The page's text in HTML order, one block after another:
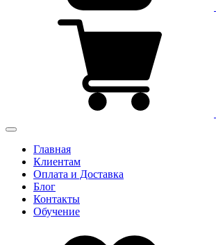
Главная
Клиентам
Оплата и Доставка
Блог
Контакты
Обучение